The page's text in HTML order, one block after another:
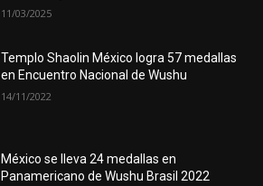
11/03/2025
Templo Shaolin México logra 57 medallas
en Encuentro Nacional de Wushu
14/11/2022
México se lleva 24 medallas en
Panamericano de Wushu Brasil 2022